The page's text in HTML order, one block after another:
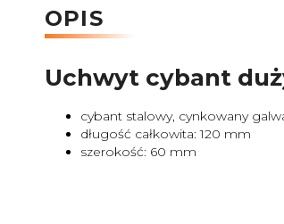
OPIS
Uchwyt cybant
cybant stalowy, cynkowany
długość całkowita: 120 mm
szerokość: 60 mm